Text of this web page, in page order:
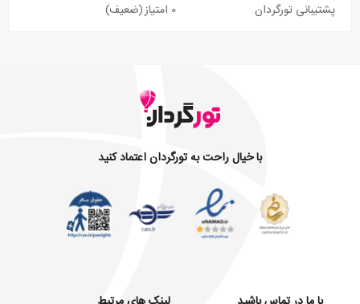
پشتیبانی تورگردان
0 امتیاز (ضعیف)
با خیال راحت به تورگردان اعتماد کنید